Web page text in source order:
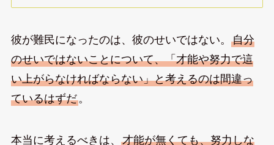
彼が難民になったのは、彼のせいではない。 自分
のせいではないことについて、「才能や努力で這
い上がらなければならない」と考えるのは間違っ
ているはずだ。
本当に考えるべきは、 才能が無くても、努力しな